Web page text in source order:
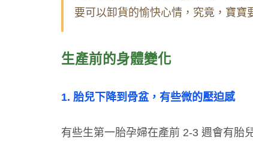
要可以卸貨的愉快心情，究竟，寶寶
生產前的身體變化
1. 胎兒下降到骨盆，有些微的壓迫感
有些生第一胎孕婦在產前 2-3 週會有胎